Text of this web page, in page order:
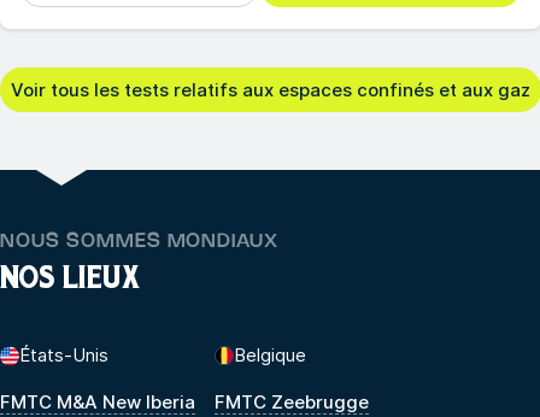
Voir tous les tests relatifs aux espaces confinés et aux gaz
NOUS SOMMES MONDIAUX
NOS LIEUX
États-Unis
FMTC M&A New Iberia
Belgique
FMTC Zeebrugge